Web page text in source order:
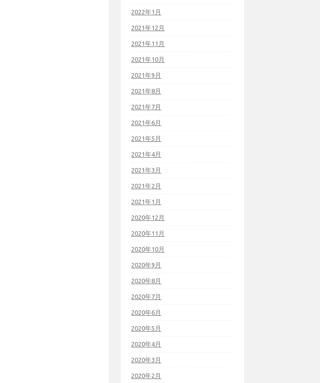
2022年1月
2021年12月
2021年11月
2021年10月
2021年9月
2021年8月
2021年7月
2021年6月
2021年5月
2021年4月
2021年3月
2021年2月
2021年1月
2020年12月
2020年11月
2020年10月
2020年9月
2020年8月
2020年7月
2020年6月
2020年5月
2020年4月
2020年3月
2020年2月